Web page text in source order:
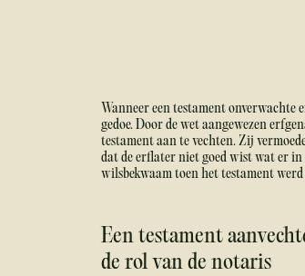
Wanneer een testament
gedoe. Door de wet aangewezen
testament aan te vechten. Zij
dat de erflater niet goed wist wat er in
wilsbekwaam toen het testament werd
Een testament
de rol van de notaris